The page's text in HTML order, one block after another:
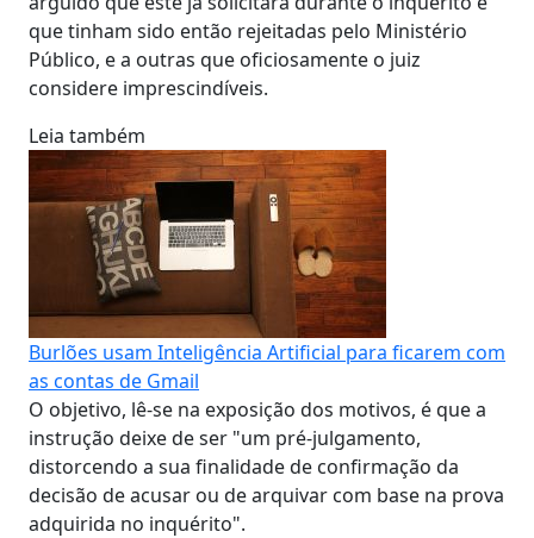
que tinham sido então rejeitadas pelo Ministério
Público, e a outras que oficiosamente o juiz
considere imprescindíveis.
Leia também
Burlões usam Inteligência Artificial para ficarem com
as contas de Gmail
O objetivo, lê-se na exposição dos motivos, é que a
instrução deixe de ser "um pré-julgamento,
distorcendo a sua finalidade de confirmação da
decisão de acusar ou de arquivar com base na prova
adquirida no inquérito".